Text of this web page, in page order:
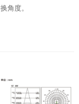
角度。